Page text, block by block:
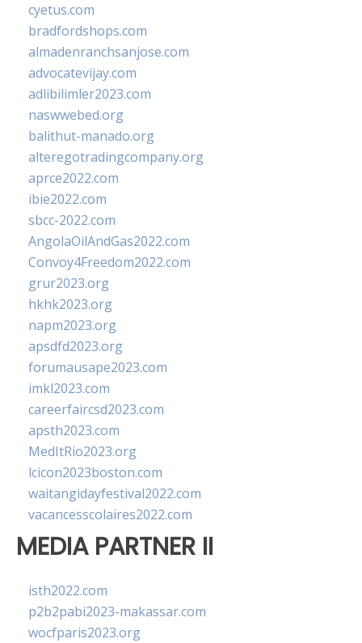
cyetus.com
bradfordshops.com
almadenranchsanjose.com
advocatevijay.com
adlibilimler2023.com
naswwebed.org
balithut-manado.org
alteregotradingcompany.org
aprce2022.com
ibie2022.com
sbcc-2022.com
AngolaOilAndGas2022.com
Convoy4Freedom2022.com
grur2023.org
hkhk2023.org
napm2023.org
apsdfd2023.org
forumausape2023.com
imkl2023.com
careerfaircsd2023.com
apsth2023.com
MedItRio2023.org
lcicon2023boston.com
waitangidayfestival2022.com
vacancesscolaires2022.com
MEDIA PARTNER II
isth2022.com
p2b2pabi2023-makassar.com
wocfparis2023.org